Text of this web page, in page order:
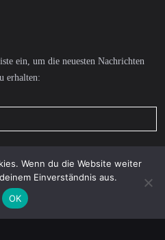
ein, um die neuesten Nachrichten
erhalten:
e.V. | All rights reserved.
Wenn du die Website weiter
Einverständnis aus.
OK